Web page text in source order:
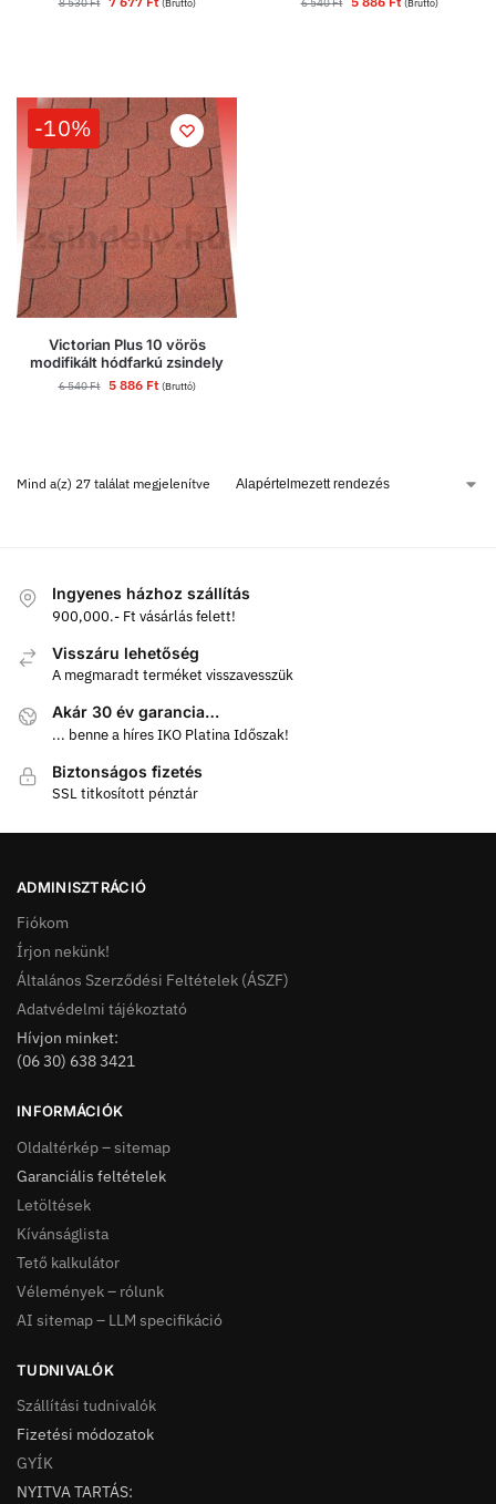
8 530Ft (Bruttó) 6 540Ft (Bruttó)
-10%
Victorian Plus 10 vörös
modifikált hódfarkú zsindely
6 540Ft 5 886 Ft (Bruttó)
Mind a(z) 27 találat megjelenítve
Ingyenes házhoz szállítás
900,000.- Ft vásárlás felett!
Visszáru lehetőség
A megmaradt terméket visszavesszük
Akár 30 év garancia…
... benne a híres IKO Platina Időszak!
Biztonságos fizetés
SSL titkosított pénztár
ADMINISZTRÁCIÓ
Fiókom
Írjon nekünk!
Általános Szerződési Feltételek (ÁSZF)
Adatvédelmi tájékoztató
Hívjon minket:
(06 30) 638 3421
INFORMÁCIÓK
Oldaltérkép – sitemap
Garanciális feltételek
Letöltések
Kívánságlista
Tető kalkulátor
Vélemények – rólunk
AI sitemap – LLM specifikáció
TUDNIVALÓK
Szállítási tudnivalók
Fizetési módozatok
GYÍK
NYITVA TARTÁS: